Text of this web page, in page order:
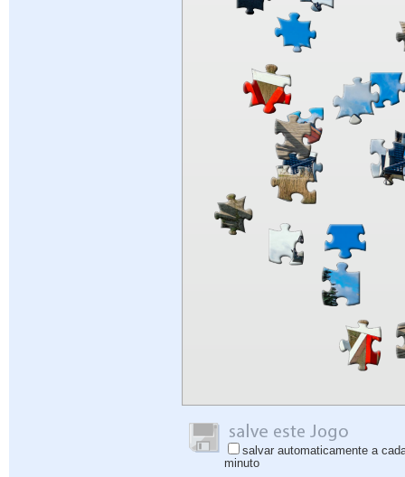
salvar automaticamente a
minuto